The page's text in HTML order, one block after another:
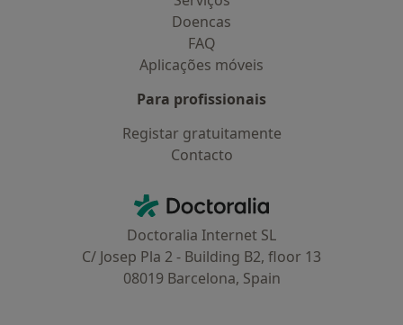
Doencas
FAQ
Aplicações móveis
Para profissionais
Registar gratuitamente
Contacto
Doctoralia - Homepage
Doctoralia Internet SL
C/ Josep Pla 2 - Building B2, floor 13
08019 Barcelona, Spain